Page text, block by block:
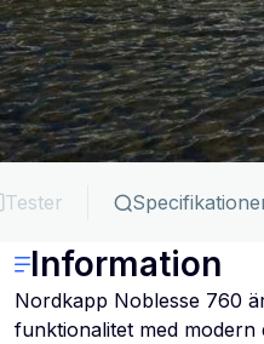
Tester
Information
Nordkapp Noblesse 760
funktionalitet med modern